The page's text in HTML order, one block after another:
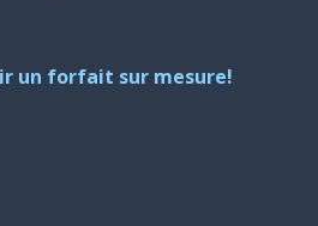
un forfait sur mesure!